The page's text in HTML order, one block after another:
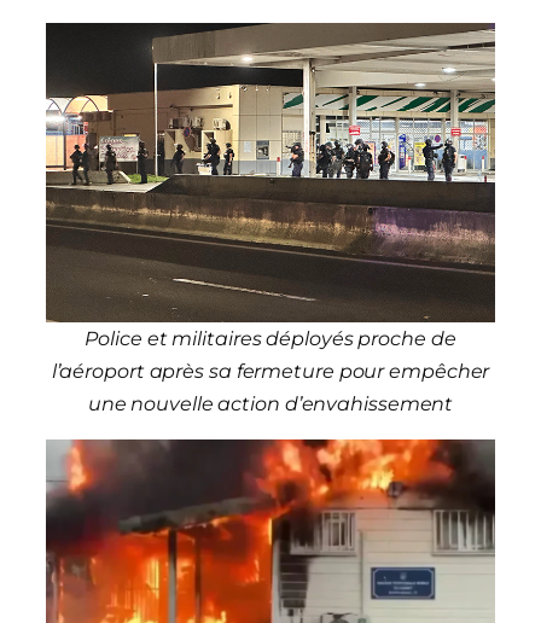
Police et militaires déployés proche de
l’aéroport après sa fermeture pour empêcher
une nouvelle action d’envahissement